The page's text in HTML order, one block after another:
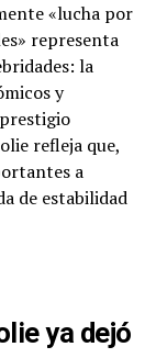
«lucha por
representa
la
y
refleja que,
a
de estabilidad
ya dejó